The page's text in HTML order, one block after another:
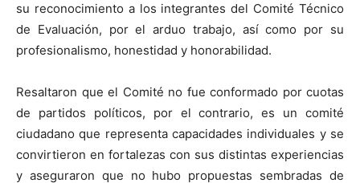
su reconocimiento a los integrantes del Comité Técnico
de Evaluación, por el arduo trabajo, así como por su
profesionalismo, honestidad y honorabilidad.
Resaltaron que el Comité no fue conformado por cuotas
de partidos políticos, por el contrario, es un comité
ciudadano que representa capacidades individuales y se
convirtieron en fortalezas con sus distintas experiencias
y aseguraron que no hubo propuestas sembradas de